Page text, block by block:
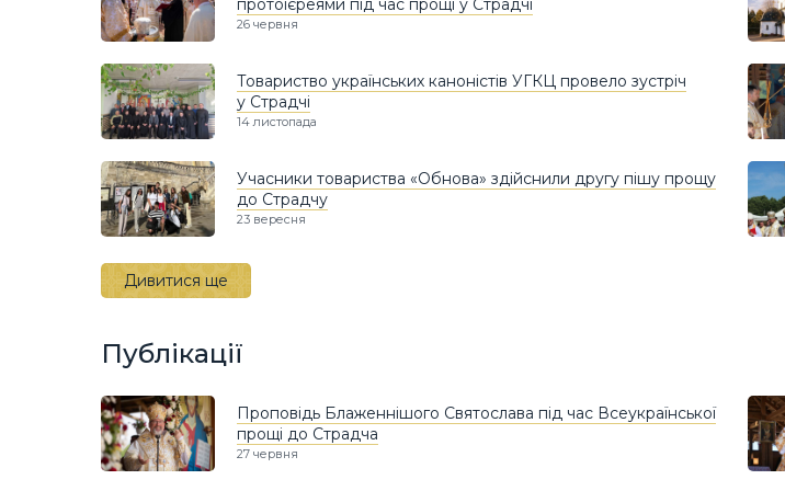
протоієреями під час прощі у Страдчі
26 червня
Товариство українських каноністів УГКЦ провело зустріч
у Страдчі
14 листопада
Учасники товариства «Обнова» здійснили другу пішу прощу
до Страдчу
23 вересня
Дивитися ще
Публікації
Проповідь Блаженнішого Святослава під час Всеукраїнської
прощі до Страдча
27 червня